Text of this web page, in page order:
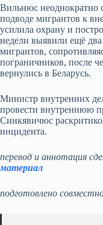
Вильнюс неоднократно
подводе мигрантов к
усилила охрану и
недели выявили ещё
мигрантов,
пограничников, после
вернулись в Беларусь.
Министр внутренних
провести внутреннюю
Синкявичюс
инцидента.
перевод и аннотация
материал
подготовлено